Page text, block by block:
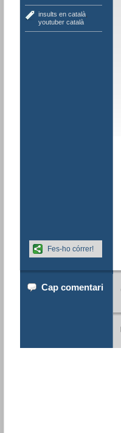
insults en català,
youtuber català
Fes-ho córrer!
Cap comentari